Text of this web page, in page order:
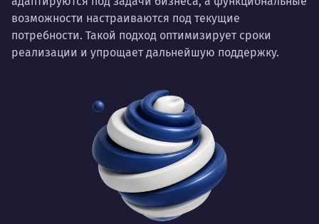
возможности настраиваются под текущие
потребности. Такой подход оптимизирует сроки
реализации и упрощает дальнейшую поддержку.